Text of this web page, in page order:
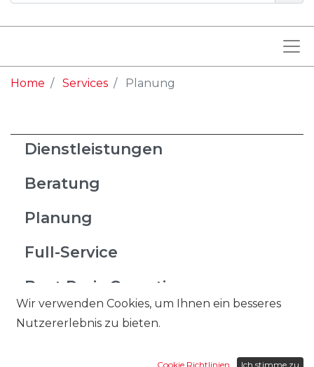
Home Services Planung
Dienstleistungen
Beratung
Planung
Full-Service
Best Preis Garantie
Nähatelier
Wir verwenden Cookies, um Ihnen ein besseres
Nutzererlebnis zu bieten.
Cookie Richtlinien Ich stimme zu